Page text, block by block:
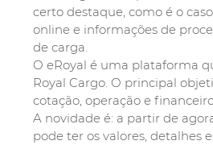
certo destaque, como é o
online e informações de
de carga.
O eRoyal é uma plataforma
Royal Cargo. O principal
cotação, operação e
A novidade é: a partir de
pode ter os valores, detalhes